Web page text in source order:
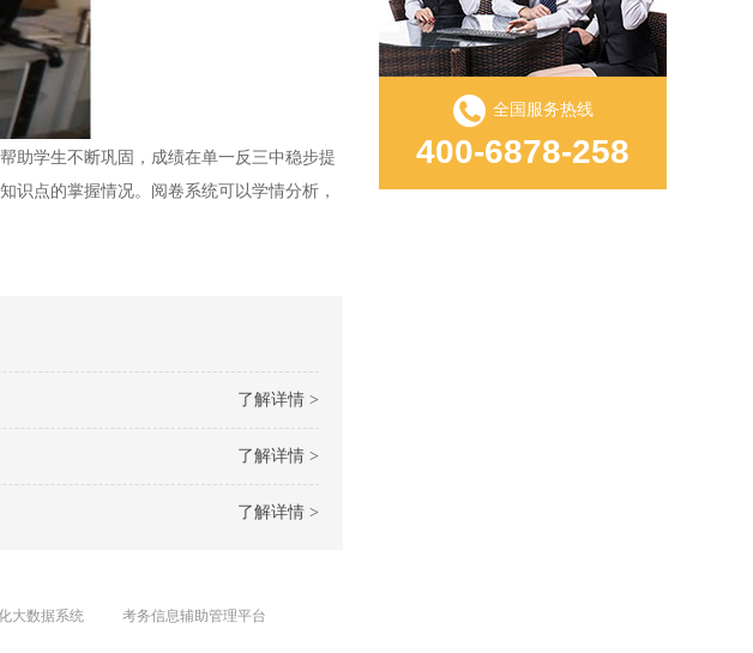
学生不断巩固，成绩在单一反三中稳步提
识点的掌握情况。阅卷系统可以学情分析，
了解详情 >
了解详情 >
了解详情 >
全国服务热线
400-6878-258
大数据系统 考务信息辅助管理平台